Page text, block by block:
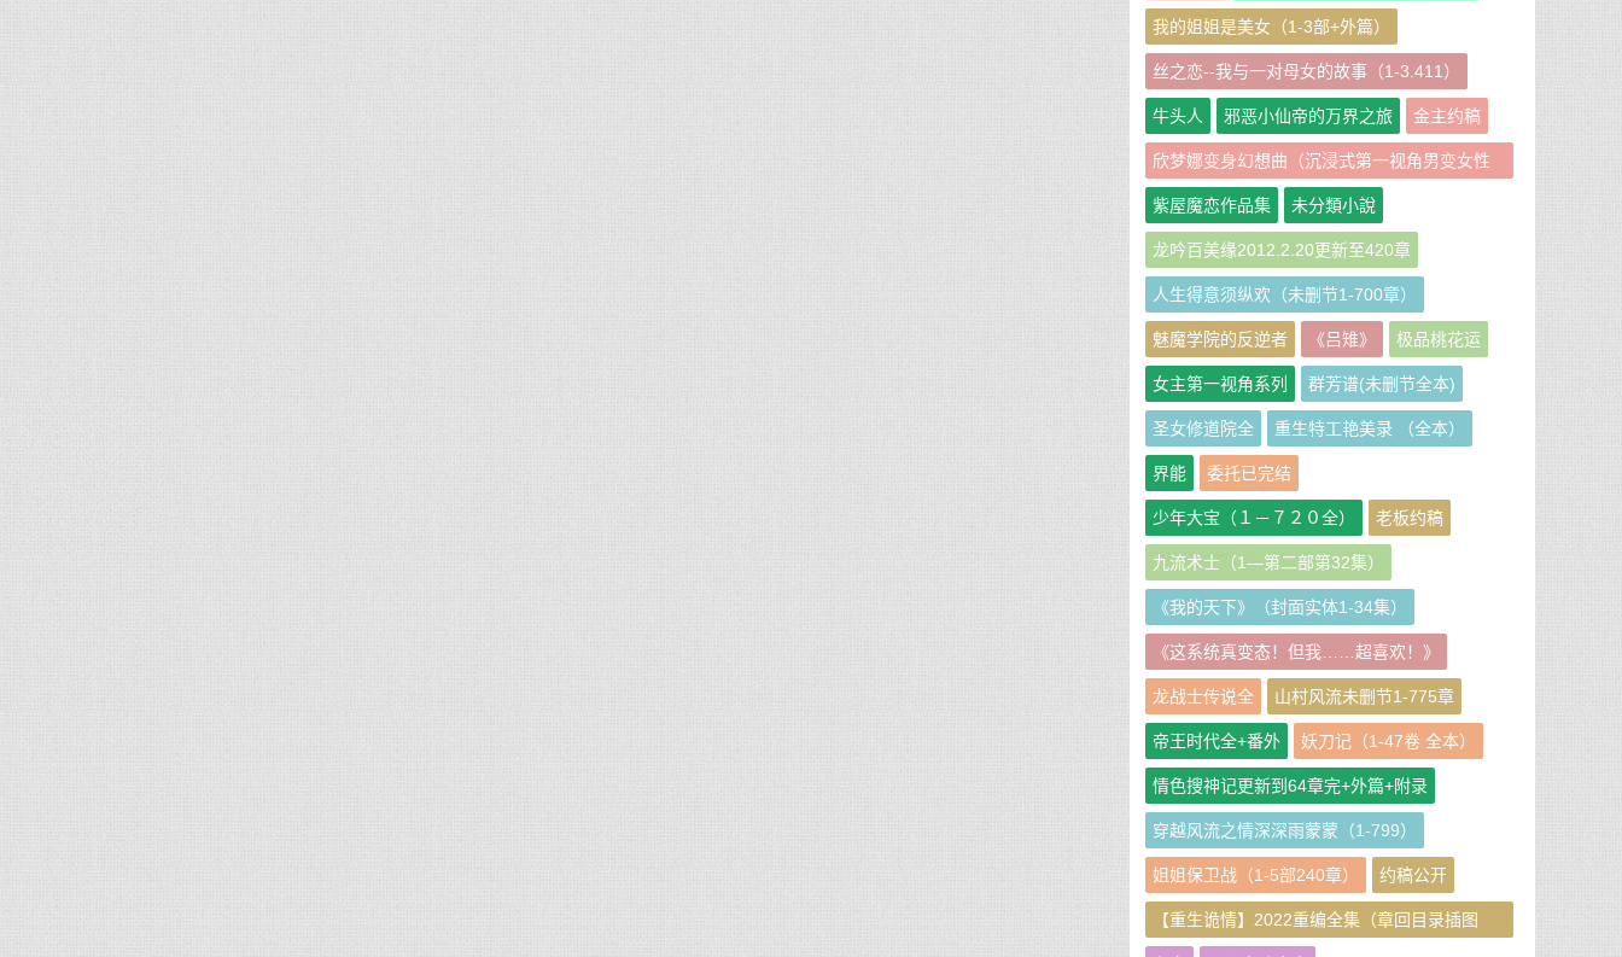
我的姐姐是美女（1-3部+外篇）
丝之恋--我与一对母女的故事（1-3.411）
牛头人 邪恶小仙帝的万界之旅 金主约稿
欣梦娜变身幻想曲（沉浸式第一视角男变女性
转短篇小说集）
紫屋魔恋作品集 未分類小說
龙吟百美缘2012.2.20更新至420章
人生得意须纵欢（未删节1-700章）
魅魔学院的反逆者 《吕雉》 极品桃花运
女主第一视角系列 群芳谱(未删节全本)
圣女修道院全 重生特工艳美录 （全本）
界能 委托已完结
少年大宝（１－７２０全） 老板约稿
九流术士（1—第二部第32集）
《我的天下》（封面实体1-34集）
《这系统真变态！但我……超喜欢！》
龙战士传说全 山村风流未删节1-775章
帝王时代全+番外 妖刀记（1-47卷 全本）
情色搜神记更新到64章完+外篇+附录
穿越风流之情深深雨蒙蒙（1-799）
姐姐保卫战（1-5部240章） 约稿公开
【重生诡情】2022重编全集（章回目录插图